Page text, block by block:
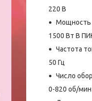
220 В
Мощность
1500 Вт В
Частота
50 Гц
Число
0-820 об/мин